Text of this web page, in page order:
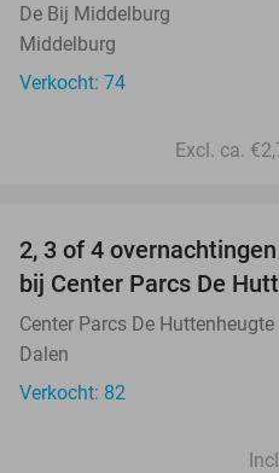
De Bij Middelburg
Middelburg
Verkocht: 74
Excl. ca.
2, 3 of 4
bij Center Parcs De
Center Parcs De Huttenheugte
Dalen
Verkocht: 82